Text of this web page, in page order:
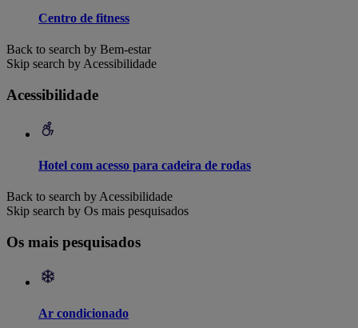
Centro de fitness
Back to search by Bem-estar
Skip search by Acessibilidade
Acessibilidade
Hotel com acesso para cadeira de rodas
Back to search by Acessibilidade
Skip search by Os mais pesquisados
Os mais pesquisados
Ar condicionado